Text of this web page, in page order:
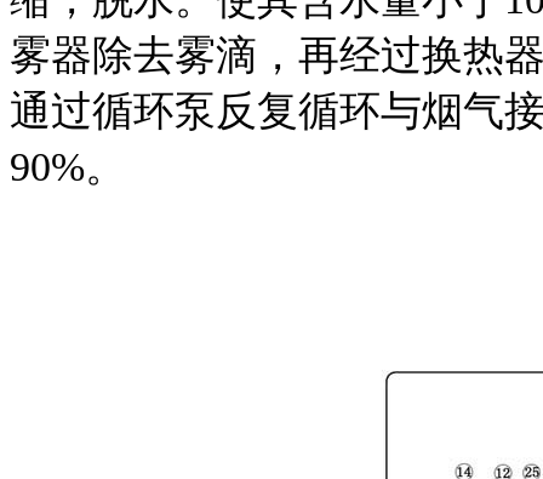
雾器除去雾滴，再经过换热
通过循环泵反复循环与烟气
90%。